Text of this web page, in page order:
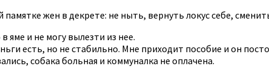
жен в декрете: не ныть, вернуть локус себе,
яме и не могу вылезти из нее.
есть, но не стабильно. Мне приходит пособие и он
собака больная и коммуналка не оплачена.